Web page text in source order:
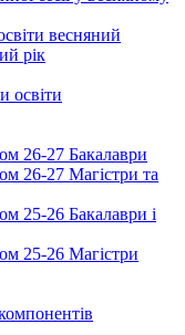
весняний
рік
освіти
26-27 Бакалаври
26-27 Магістри та
25-26 Бакалаври і
25-26 Магістри